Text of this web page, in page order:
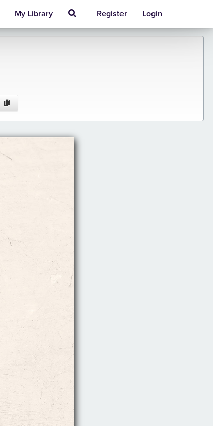
My Library Register Login